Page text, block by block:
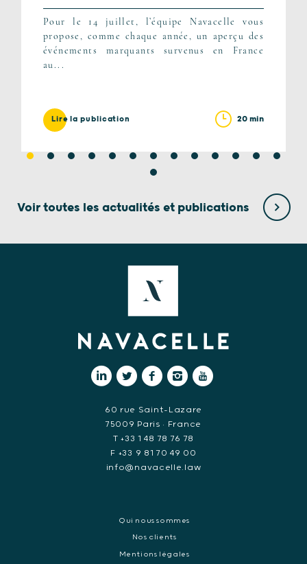
Pour le 14 juillet, l’équipe Navacelle vous
propose, comme chaque année, un aperçu des
événements marquants survenus en France
au...
Lire la publication 20 min
Voir toutes les actualités et publications
60 rue Saint-Lazare
75009 Paris • France
T +33 1 48 78 76 78
F +33 9 81 70 49 00
info@navacelle.law
Qui nous sommes
Nos clients
Mentions légales